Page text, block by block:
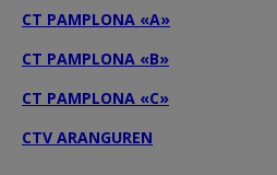
CT PAMPLONA «A»
CT PAMPLONA «B»
CT PAMPLONA «C»
CTV ARANGUREN